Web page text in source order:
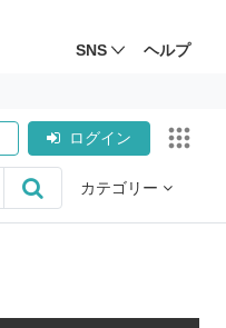
SNS ヘルプ
ログイン
カテゴリー